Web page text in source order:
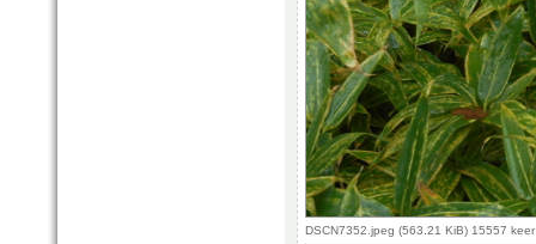
DSCN7352.jpeg (563.21 KiB) 15557